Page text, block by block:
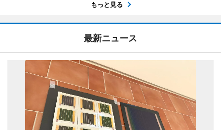
もっと見る
最新ニュース